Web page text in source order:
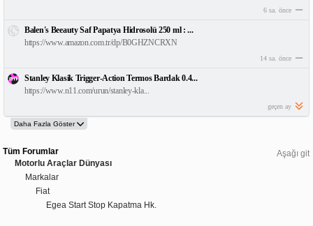
6 sa. önce
Balen's Beeauty Saf Papatya Hidrosolü 250 ml : ...
https://www.amazon.com.tr/dp/B0GHZNCRXN
14 sa. önce
Stanley Klasik Trigger-Action Termos Bardak 0.4...
https://www.n11.com/urun/stanley-kla...
geçen ay
Aşağı git
Tüm Forumlar
Motorlu Araçlar Dünyası
Markalar
Fiat
Egea Start Stop Kapatma Hk.